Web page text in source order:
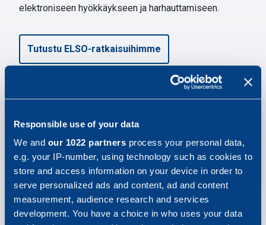
Responsible use of your data
We and our 1022 partners process your personal data,
e.g. your IP-number, using technology such as cookies to
store and access information on your device in order to
serve personalized ads and content, ad and content
measurement, audience research and services
development. You have a choice in who uses your data
elektroniseen hyökkäykseen ja harhauttamiseen.
Tutustu ELSO-ratkaisuihimme
Toiminnan resurssointi
Nykyaikaisten sotilasjärjestelmien ylläpito on
viimeisten vuosikymmenten aikana muuttunut
moniulotteisemmaksi ja resursseja vaativammaksi.
Realistinen tilannekuva järjestelmien operatiivisesta
käytettävyydestä on perusta valmistautumisessa,
varautumisessa sekä päätöksenteosta.